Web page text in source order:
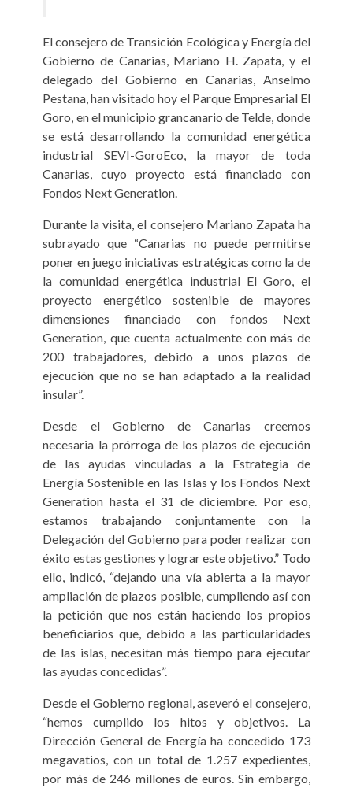
El consejero de Transición Ecológica y Energía del
Gobierno de Canarias, Mariano H. Zapata, y el
delegado del Gobierno en Canarias, Anselmo
Pestana, han visitado hoy el Parque Empresarial El
Goro, en el municipio grancanario de Telde, donde
se está desarrollando la comunidad energética
industrial SEVI-GoroEco, la mayor de toda
Canarias, cuyo proyecto está financiado con
Fondos Next Generation.
Durante la visita, el consejero Mariano Zapata ha
subrayado que “Canarias no puede permitirse
poner en juego iniciativas estratégicas como la de
la comunidad energética industrial El Goro, el
proyecto energético sostenible de mayores
dimensiones financiado con fondos Next
Generation, que cuenta actualmente con más de
200 trabajadores, debido a unos plazos de
ejecución que no se han adaptado a la realidad
insular”.
Desde el Gobierno de Canarias creemos
necesaria la prórroga de los plazos de ejecución
de las ayudas vinculadas a la Estrategia de
Energía Sostenible en las Islas y los Fondos Next
Generation hasta el 31 de diciembre. Por eso,
estamos trabajando conjuntamente con la
Delegación del Gobierno para poder realizar con
éxito estas gestiones y lograr este objetivo.” Todo
ello, indicó, “dejando una vía abierta a la mayor
ampliación de plazos posible, cumpliendo así con
la petición que nos están haciendo los propios
beneficiarios que, debido a las particularidades
de las islas, necesitan más tiempo para ejecutar
las ayudas concedidas”.
Desde el Gobierno regional, aseveró el consejero,
“hemos cumplido los hitos y objetivos. La
Dirección General de Energía ha concedido 173
megavatios, con un total de 1.257 expedientes,
por más de 246 millones de euros. Sin embargo,